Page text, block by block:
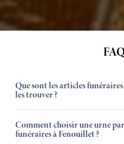
Que sont les articles
les trouver ?
Comment choisir une urne
funéraires à Fenouillet ?